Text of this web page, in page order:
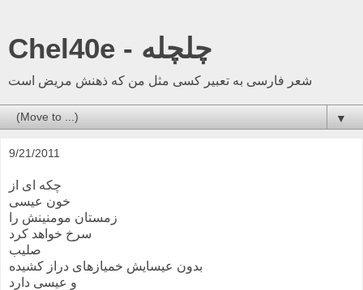
Chel40e - چلچله
شعر فارسی به تعبیر کسی مثل من که ذهنش مریض است
▼
9/21/2011
چکه ای از
خون عیسی
زمستان مومنینش را
سرخ خواهد کرد
صلیب
بدون عیسایش خمیازهای دراز کشیده
و عیسی دارد